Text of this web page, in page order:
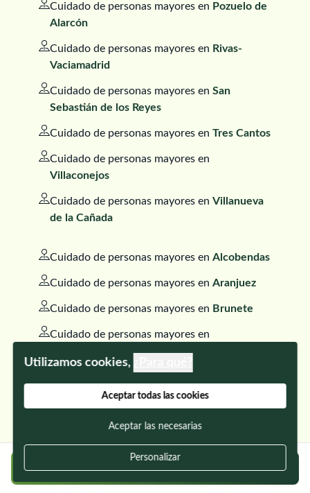
Cuidado de personas mayores en Pozuelo de
Alarcón
Cuidado de personas mayores en Rivas-
Vaciamadrid
Cuidado de personas mayores en San
Sebastián de los Reyes
Cuidado de personas mayores en Tres Cantos
Cuidado de personas mayores en
Villaconejos
Cuidado de personas mayores en Villanueva
de la Cañada
Cuidado de personas mayores en Alcobendas
Cuidado de personas mayores en Aranjuez
Cuidado de personas mayores en Brunete
Cuidado de personas mayores en
Cuidado de personas mayores en
Cuidado de personas mayores en
Cuidado de personas mayores en
de Madrid
Regístrate gratis y encuentra a tu cuidador
Utilizamos cookies,
Aceptar todas las cookies
Aceptar las necesarias
Personalizar